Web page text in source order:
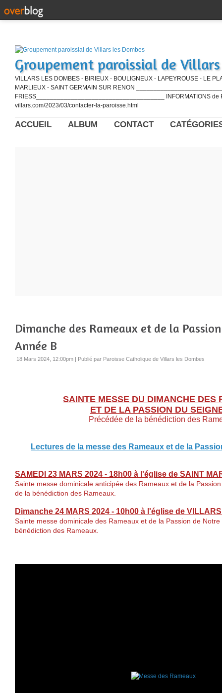
Groupement paroissial de
VILLARS LES DOMBES - BIRIEUX - BOULIGNEUX - LAPEYROUSE - LE
MARLIEUX - SAINT GERMAIN SUR RENON
FRIESS_____________________________________ INFORMATIONS de
villars.com/2023/03/contacter-la-paroisse.html
ACCUEIL ALBUM CONTACT
Dimanche des Rameaux et de la
Année B
18 Mars 2024, 12:00pm | Publié par Paroisse Catholique de Villars les Dombes
SAINTE MESSE DU DIMANCHE DES
ET DE LA PASSION DU
Précédée de la bénédiction des
Lectures de la messe des Rameaux et de la
SAMEDI 23 MARS 2024 - 18h00 à l'église de SAINT
Sainte messe dominicale anticipée des Rameaux et de la
de la bénédiction des Rameaux.
Dimanche 24 MARS 2024 - 10h00 à l'église de
Sainte messe dominicale des Rameaux et de la Passion de
bénédiction des Rameaux.